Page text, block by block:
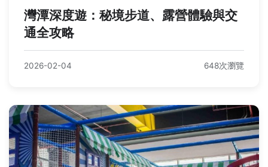
灣潭深度遊：秘境步道、露營體驗與交
通全攻略
2026-02-04 648次瀏覽